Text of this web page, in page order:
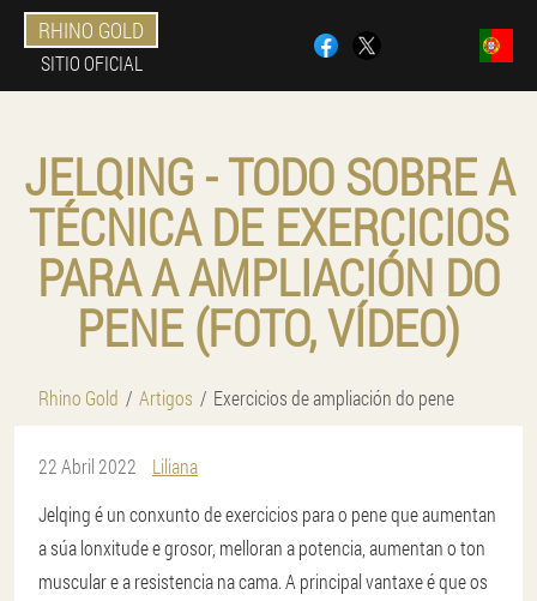
RHINO GOLD
SITIO OFICIAL
JELQING - TODO SOBRE A
TÉCNICA DE EXERCICIOS
PARA A AMPLIACIÓN DO
PENE (FOTO, VÍDEO)
Rhino Gold Artigos Exercicios de ampliación do pene
22 Abril 2022
Liliana
Jelqing é un conxunto de exercicios para o pene que aumentan
a súa lonxitude e grosor, melloran a potencia, aumentan o ton
muscular e a resistencia na cama. A principal vantaxe é que os